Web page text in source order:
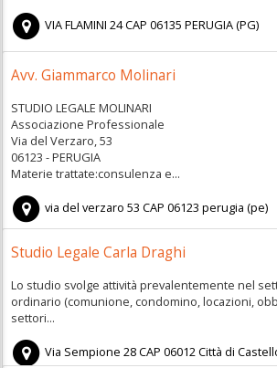
VIA FLAMINI 24CAP06135 PERUGIA(PG)
Avv. Giammarco Molinari
STUDIO LEGALE MOLINARI
Associazione Professionale
Via del Verzaro, 53
06123 - PERUGIA
Materie trattate:consulenza e...
via del verzaro 53 CAP06123 perugia (pe)
Studio Legale Carla Draghi
Lo studio svolge attività prevalentemente nel
ordinario (comunione, condomino, locazioni,
settori...
Via Sempione 28CAP06012Città di